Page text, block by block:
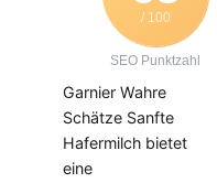
/ 100
SEO Punktzahl
Garnier Wahre
Schätze Sanfte
Hafermilch bietet
eine